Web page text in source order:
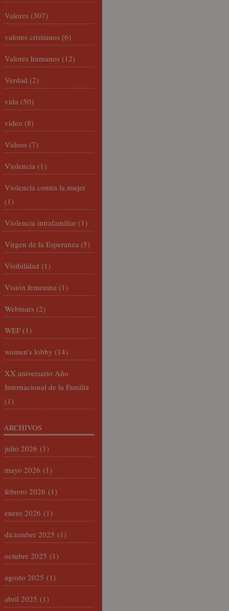
Valores (307)
valores cristianos (6)
Valores humanos (12)
Verdad (2)
vida (50)
video (8)
Vídeos (7)
Violencia (1)
Violencia contra la mujer
(1)
Violencia intrafamiliar (1)
Virgen de la Esperanza (5)
Visibilidad (1)
Visión femenina (1)
Webinars (2)
WEF (1)
women's lobby (14)
XX aniversario Año
Internacional de la Familia
(1)
ARCHIVOS
julio 2026 (1)
mayo 2026 (1)
febrero 2026 (1)
enero 2026 (1)
diciembre 2025 (1)
octubre 2025 (1)
agosto 2025 (1)
abril 2025 (1)